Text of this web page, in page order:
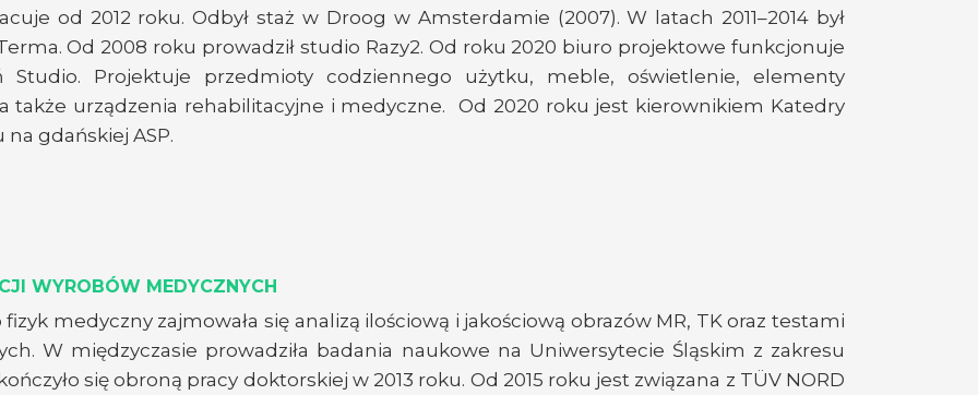
medyczny zajmowała się analizą ilościową i jakościową obrazów MR, TK oraz testami
W międzyczasie prowadziła badania naukowe na Uniwersytecie Śląskim z zakresu
się obroną pracy doktorskiej w 2013 roku. Od 2015 roku jest związana z TÜV NORD
WYROBÓW MEDYCZNYCH
od 2012 roku. Odbył staż w Droog w Amsterdamie (2007). W latach 2011–2014 był
Od 2008 roku prowadził studio Razy2. Od roku 2020 biuro projektowe funkcjonuje
Studio. Projektuje przedmioty codziennego użytku, meble, oświetlenie, elementy
także urządzenia rehabilitacyjne i medyczne. Od 2020 roku jest kierownikiem Katedry
gdańskiej ASP.